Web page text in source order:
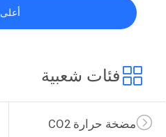
أعلى
فئات شعبية
مضخة حرارة CO2